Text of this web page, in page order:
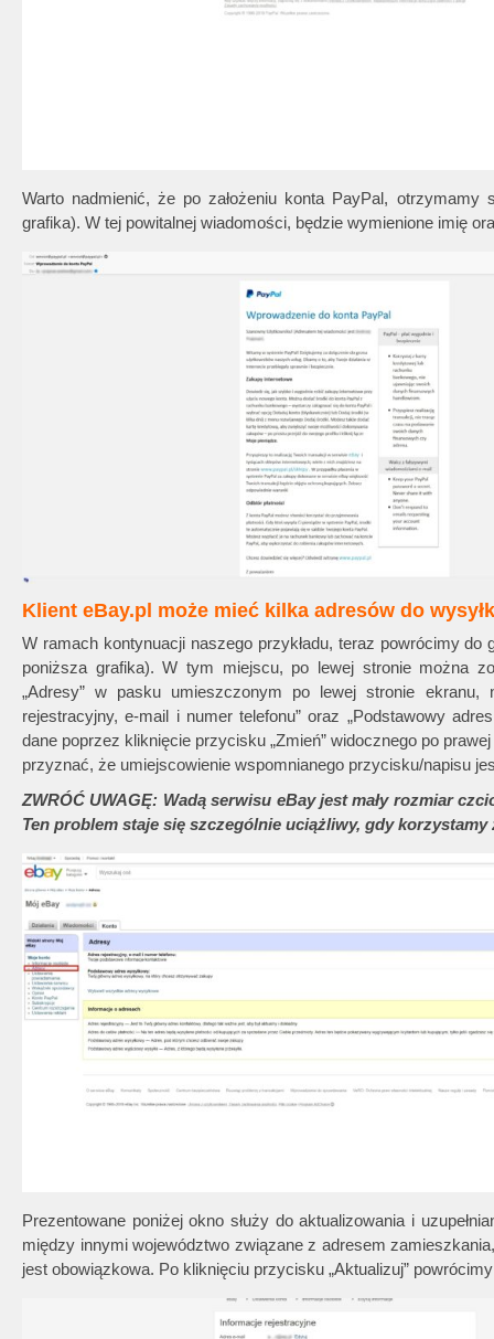
Warto nadmienić, że po założeniu konta PayPal,
grafika). W tej powitalnej wiadomości, będzie wymienione imię
Klient eBay.pl może mieć kilka adresów do
W ramach kontynuacji naszego przykładu, teraz powrócimy do
poniższa grafika). W tym miejscu, po lewej stronie można
„Adresy” w pasku umieszczonym po lewej stronie
rejestracyjny, e-mail i numer telefonu” oraz „Podstawowy
dane poprzez kliknięcie przycisku „Zmień” widocznego po
przyznać, że umiejscowienie wspomnianego przycisku/napisu
ZWRÓĆ UWAGĘ: Wadą serwisu eBay jest mały rozmiar
Ten problem staje się szczególnie uciążliwy, gdy
Prezentowane poniżej okno służy do aktualizowania i
między innymi województwo związane z adresem
jest obowiązkowa. Po kliknięciu przycisku „Aktualizuj”